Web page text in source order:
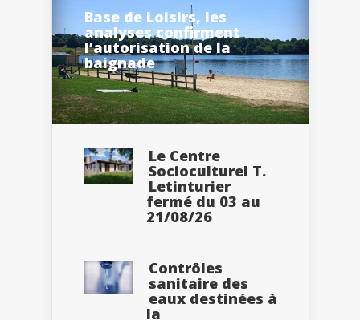
Base de Loisirs, les
analyses confirment
l’autorisation de la
baignade
Le Centre
Socioculturel T.
Letinturier
fermé du 03 au
21/08/26
Contrôles
sanitaire des
eaux destinées à
la